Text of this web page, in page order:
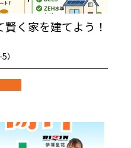
く家を建てよう！